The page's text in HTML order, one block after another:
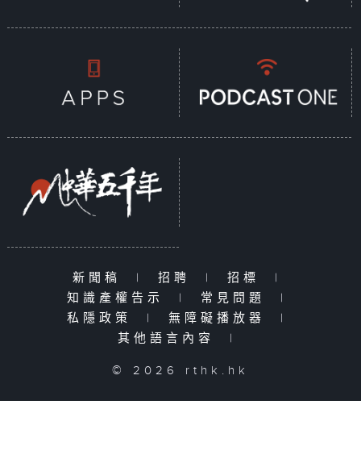
新聞稿 | 招聘 | 招標
|
知識產權告示
| 常見問題
|
私隱政策
| 無障礙播放器
|
其他語言內容
|
© 2026 rthk.hk